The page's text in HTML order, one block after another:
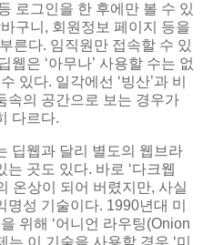
로그인을 한 후에만 볼 수 있
구니, 회원정보 페이지 등을
른다. 임직원만 접속할 수 있
은 ‘아무나’ 사용할 수는 없
있다. 일각에선 ‘빙산’과 비
속의 공간으로 보는 경우가
다르다.
딥웹과 달리 별도의 웹브라
곳도 있다. 바로 ‘다크웹
온상이 되어 버렸지만, 사실
성 기술이다. 1990년대 미
위해 ‘어니언 라우팅(Onion